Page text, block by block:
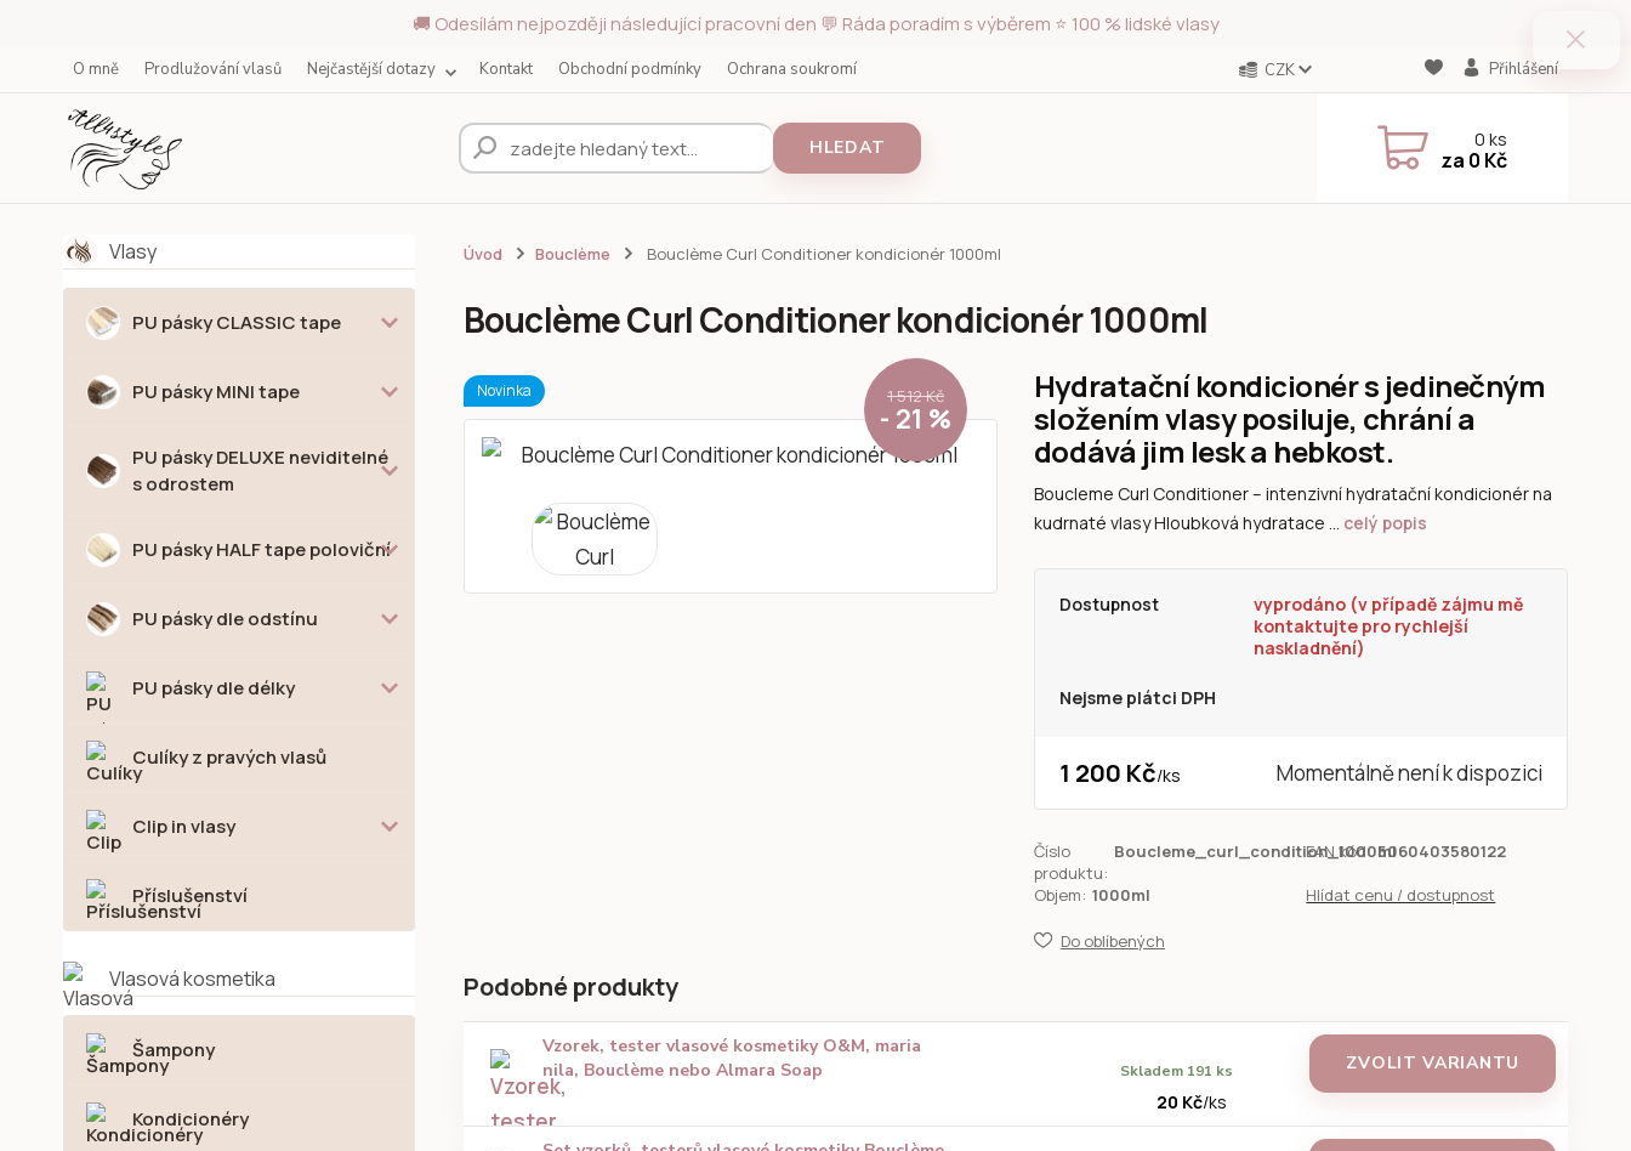
🚚 Odesílám nejpozději následující pracovní den 💬 Ráda poradím s výběrem ⭐ 100 % lidské vlasy
O mně Prodlužování vlasů Nejčastější dotazy Kontakt Obchodní podmínky Ochrana soukromí CZK Přihlášení
HLEDAT 0ks
za 0 Kč
Vlasy
PU pásky CLASSIC tape
PU pásky MINI tape
PU pásky DELUXE neviditelné
s odrostem
PU pásky HALF tape poloviční
PU pásky dle odstínu
PU pásky dle délky
Culíky z pravých vlasů
Clip in vlasy
Příslušenství
Vlasová kosmetika
Šampony
Kondicionéry
Úvod Bouclème Bouclème Curl Conditioner kondicionér 1000ml
Bouclème Curl Conditioner kondicionér 1000ml
Novinka 1 512 Kč
- 21 %
Hydratační kondicionér s jedinečným
složením vlasy posiluje, chrání a
dodává jim lesk a hebkost.
Boucleme Curl Conditioner – intenzivní hydratační kondicionér na
kudrnaté vlasy Hloubková hydratace ... celý popis
Dostupnost
vyprodáno (v případě zájmu mě
kontaktujte pro rychlejší
naskladnění)
Nejsme plátci DPH
1 200 Kč/ks Momentálně není k dispozici
Číslo
produktu:
Boucleme_curl_condition_1000ml
EAN kód: 5060403580122
Objem: 1000ml Hlídat cenu / dostupnost
Do oblíbených
Podobné produkty
Vzorek, tester vlasové kosmetiky O&M, maria
nila, Bouclème nebo Almara Soap
20 Kč/ks
Skladem 191 ks ZVOLIT VARIANTU